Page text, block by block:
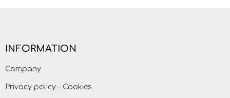
INFORMATION
Company
Privacy policy – Cookies